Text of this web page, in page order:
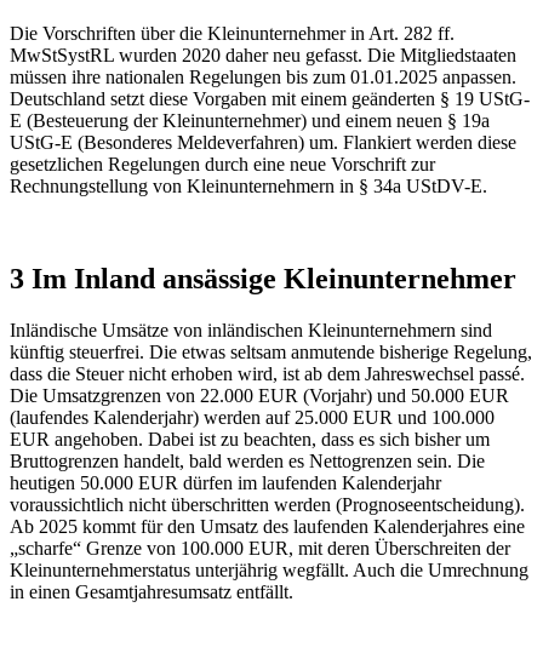
Die Vorschriften über die Kleinunternehmer in Art. 282 ff.
MwStSystRL wurden 2020 daher neu gefasst. Die Mitgliedstaaten
müssen ihre nationalen Regelungen bis zum 01.01.2025 anpassen.
Deutschland setzt diese Vorgaben mit einem geänderten § 19 UStG-
E (Besteuerung der Kleinunternehmer) und einem neuen § 19a
UStG-E (Besonderes Meldeverfahren) um. Flankiert werden diese
gesetzlichen Regelungen durch eine neue Vorschrift zur
Rechnungstellung von Kleinunternehmern in § 34a UStDV-E.
3 Im Inland ansässige Kleinunternehmer
Inländische Umsätze von inländischen Kleinunternehmern sind
künftig steuerfrei. Die etwas seltsam anmutende bisherige Regelung,
dass die Steuer nicht erhoben wird, ist ab dem Jahreswechsel passé.
Die Umsatzgrenzen von 22.000 EUR (Vorjahr) und 50.000 EUR
(laufendes Kalenderjahr) werden auf 25.000 EUR und 100.000
EUR angehoben. Dabei ist zu beachten, dass es sich bisher um
Bruttogrenzen handelt, bald werden es Nettogrenzen sein. Die
heutigen 50.000 EUR dürfen im laufenden Kalenderjahr
voraussichtlich nicht überschritten werden (Prognoseentscheidung).
Ab 2025 kommt für den Umsatz des laufenden Kalenderjahres eine
„scharfe“ Grenze von 100.000 EUR, mit deren Überschreiten der
Kleinunternehmerstatus unterjährig wegfällt. Auch die Umrechnung
in einen Gesamtjahresumsatz entfällt.